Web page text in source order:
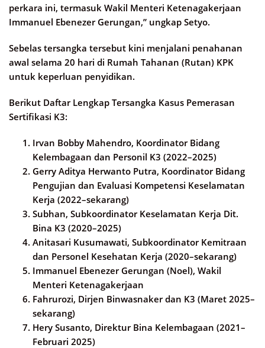
perkara ini, termasuk Wakil Menteri Ketenagakerjaan
Immanuel Ebenezer Gerungan,” ungkap Setyo.
Sebelas tersangka tersebut kini menjalani penahanan
awal selama 20 hari di Rumah Tahanan (Rutan) KPK
untuk keperluan penyidikan.
Berikut Daftar Lengkap Tersangka Kasus Pemerasan
Sertifikasi K3:
Irvan Bobby Mahendro, Koordinator Bidang
Kelembagaan dan Personil K3 (2022–2025)
Gerry Aditya Herwanto Putra, Koordinator Bidang
Pengujian dan Evaluasi Kompetensi Keselamatan
Kerja (2022–sekarang)
Subhan, Subkoordinator Keselamatan Kerja Dit.
Bina K3 (2020–2025)
Anitasari Kusumawati, Subkoordinator Kemitraan
dan Personel Kesehatan Kerja (2020–sekarang)
Immanuel Ebenezer Gerungan (Noel), Wakil
Menteri Ketenagakerjaan
Fahrurozi, Dirjen Binwasnaker dan K3 (Maret 2025–
sekarang)
Hery Susanto, Direktur Bina Kelembagaan (2021–
Februari 2025)